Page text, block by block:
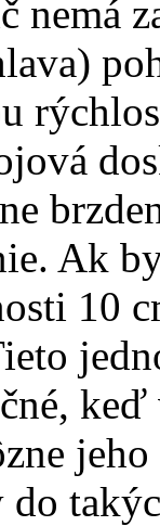
nemá
Ak
10
do